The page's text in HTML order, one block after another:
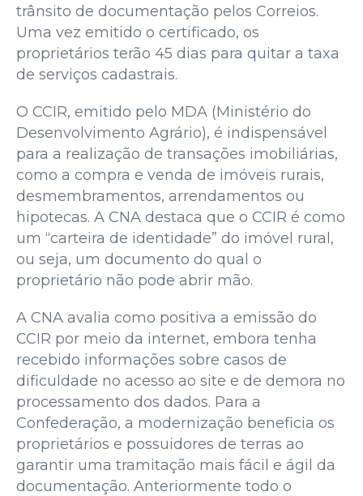
trânsito de documentação pelos Correios.
Uma vez emitido o certificado, os
proprietários terão 45 dias para quitar a taxa
de serviços cadastrais.
O CCIR, emitido pelo MDA (Ministério do
Desenvolvimento Agrário), é indispensável
para a realização de transações imobiliárias,
como a compra e venda de imóveis rurais,
desmembramentos, arrendamentos ou
hipotecas. A CNA destaca que o CCIR é como
um “carteira de identidade” do imóvel rural,
ou seja, um documento do qual o
proprietário não pode abrir mão.
A CNA avalia como positiva a emissão do
CCIR por meio da internet, embora tenha
recebido informações sobre casos de
dificuldade no acesso ao site e de demora no
processamento dos dados. Para a
Confederação, a modernização beneficia os
proprietários e possuidores de terras ao
garantir uma tramitação mais fácil e ágil da
documentação. Anteriormente todo o